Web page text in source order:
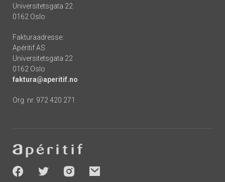
Universitetsgata 22
0162 Oslo
Fakturaadresse:
Apéritif AS
Universitetsgata 22
0162 Oslo
faktura@aperitif.no
Org. nr. 972 420 271
-